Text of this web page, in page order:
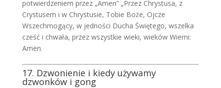
potwierdzeniem przez „Amen” „Przez Chrystusa, z
Crystusem i w Chrystusie, Tobie Boże, Ojcze
Wszechmogący, w jedności Ducha Świętego, wszelka
cześć i chwała, przez wszystkie wieki, wieków Wierni:
Amen.
17. Dzwonienie i kiedy używamy
dzwonków i gong